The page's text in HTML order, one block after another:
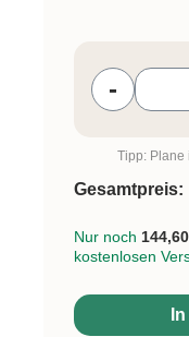
-
Tipp: Plane
Gesamtpreis:
Nur noch
kostenlosen